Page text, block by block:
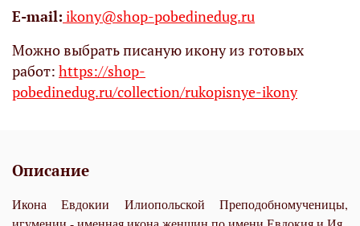
Е-mail: ikony@shop-pobedinedug.ru
Можно выбрать писаную икону из готовых
работ: https://shop-
pobedinedug.ru/collection/rukopisnye-ikony
Описание
Икона Евдокии Илиопольской Преподобномученицы,